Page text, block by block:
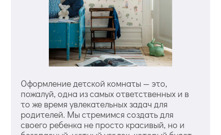
Оформление детской комнаты — это,
пожалуй, одна из самых ответственных и в
то же время увлекательных задач для
родителей. Мы стремимся создать для
своего ребенка не просто красивый, но и